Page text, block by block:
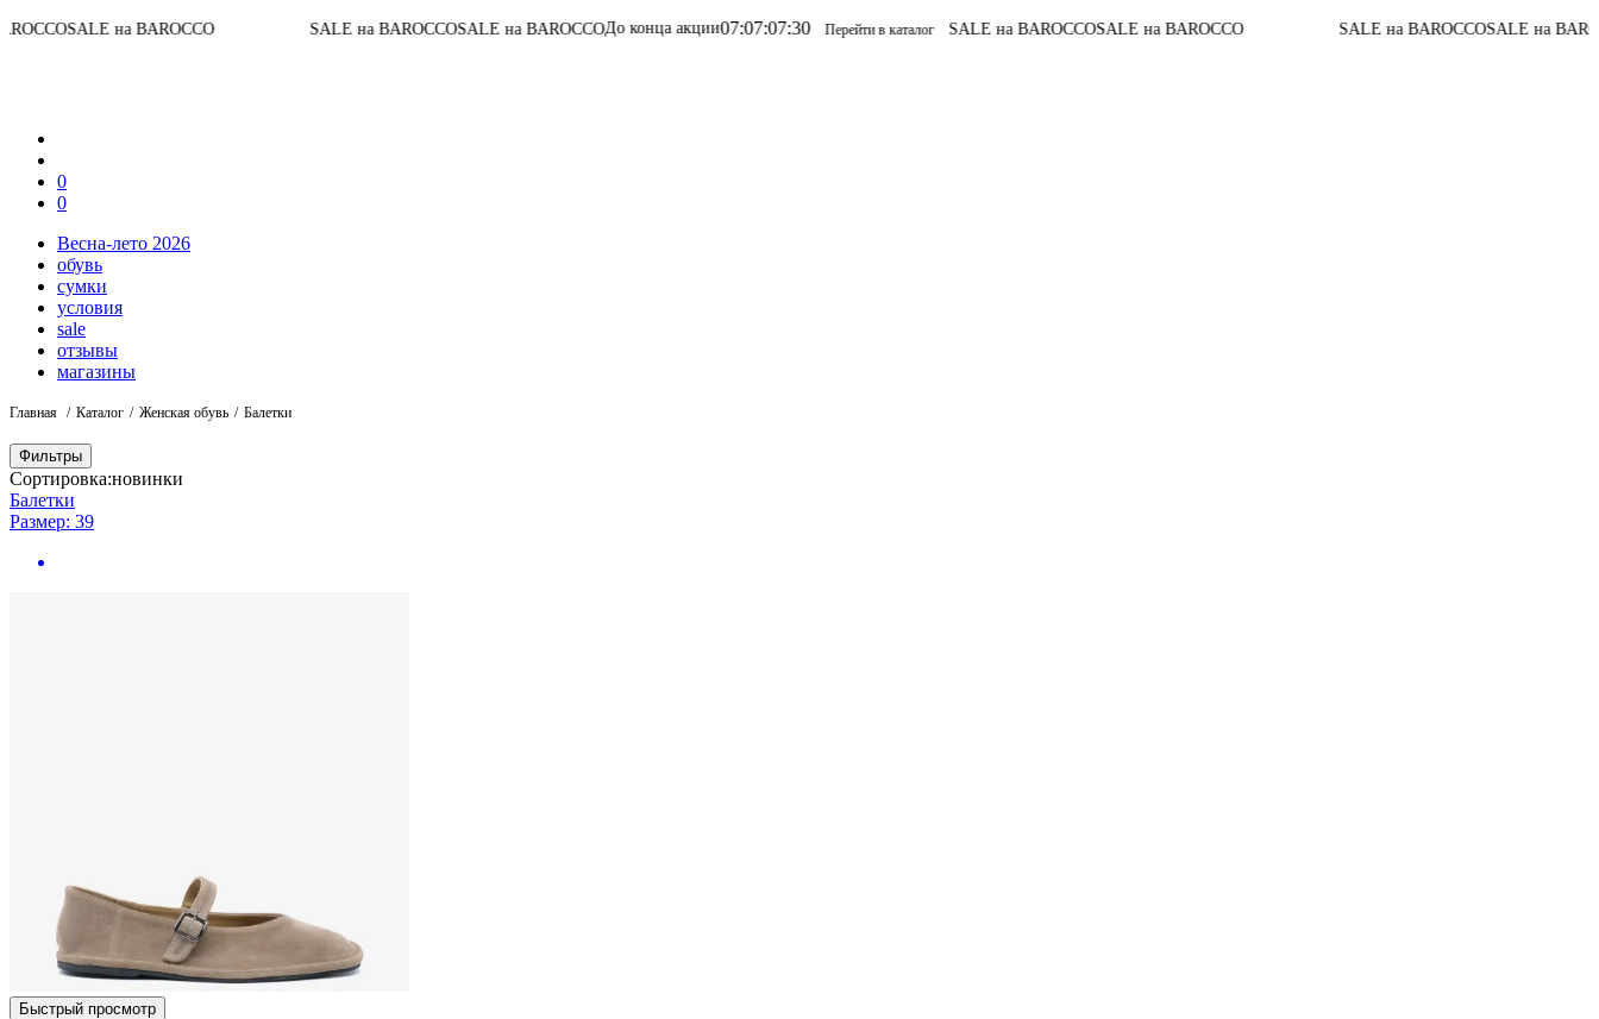
на BAROCCO SALE на BAROCCOSALE на BAROCCOДо конца акции07:07:07:30 Перейти в каталог SALE на BAROCCOSALE на BAROCCO SALE на BAROCCOSALE на BAROCCOДо
0
0
Весна-лето 2026
обувь
сумки
условия
sale
отзывы
магазины
Главная Каталог Женская обувь Балетки
Фильтры
Сортировка:новинки
Балетки
Размер: 39
Быстрый просмотр